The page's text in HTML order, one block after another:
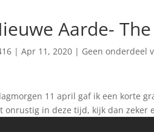
Aarde-
|Apr 11, 2020 | Geen onderdeel
11 april gaf ik een korte
onrustig in deze tijd, kijk dan zeker